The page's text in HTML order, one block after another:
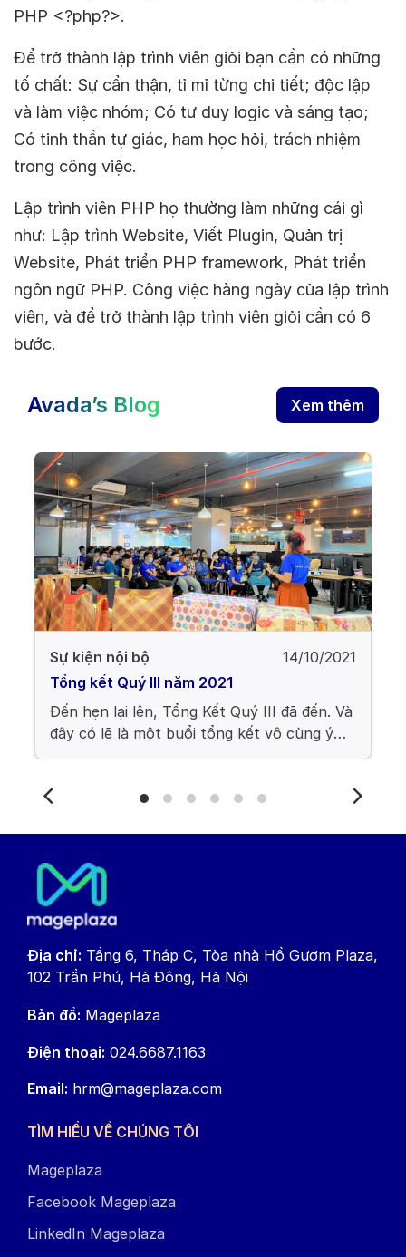
PHP <?php?>.
Để trở thành lập trình viên giỏi bạn cần có những
tố chất: Sự cẩn thận, tỉ mỉ từng chi tiết; độc lập
và làm việc nhóm; Có tư duy logic và sáng tạo;
Có tinh thần tự giác, ham học hỏi, trách nhiệm
trong công việc.
Lập trình viên PHP họ thường làm những cái gì
như: Lập trình Website, Viết Plugin, Quản trị
Website, Phát triển PHP framework, Phát triển
ngôn ngữ PHP. Công việc hàng ngày của lập trình
viên, và để trở thành lập trình viên giỏi cần có 6
bước.
Avada’s Blog Xem thêm
Sự kiện nội bộ
14/10/2021
Tổng kết Quý III năm 2021
Đến hẹn lại lên, Tổng Kết Quý III đã đến. Và
đây có lẽ là một buổi tổng kết vô cùng ý
nghĩa và tràn đầy hứng khởi, bởi sự kiện
tháng toàn thể nhân viên làm việc remote
đợi cũng như sẵn sàng hòa mình vào không
khí tưng bừng ấy.
Địa chỉ: Tầng 6, Tháp C, Tòa nhà Hồ Gươm Plaza,
102 Trần Phú, Hà Đông, Hà Nội
Bản đồ: Mageplaza
Điện thoại: 024.6687.1163
Email: hrm@mageplaza.com
TÌM HIỂU VỀ CHÚNG TÔI
Mageplaza
Facebook Mageplaza
LinkedIn Mageplaza